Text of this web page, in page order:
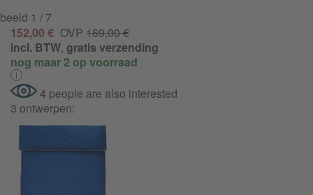
beeld 1 / 7
152,00 € OVP 169,00 €
incl. BTW, gratis verzending
nog maar 2 op voorraad
4 people are also interested
3 ontwerpen: